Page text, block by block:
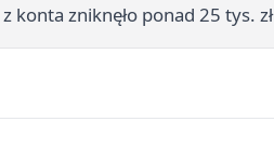
konta zniknęło ponad 25 tys. zł